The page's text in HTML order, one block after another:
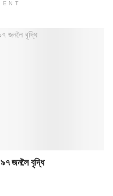
জনলৈ বৃদ্ধি